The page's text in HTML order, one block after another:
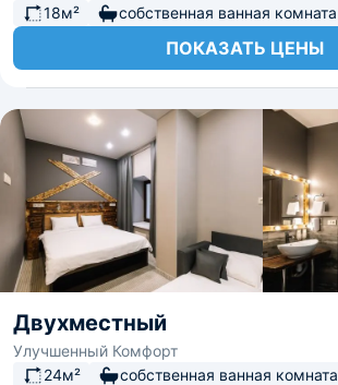
18м²
собственная ванная комната
ПОКАЗАТЬ ЦЕНЫ
Двухместный
Улучшенный Комфорт
24м²
собственная ванная комната